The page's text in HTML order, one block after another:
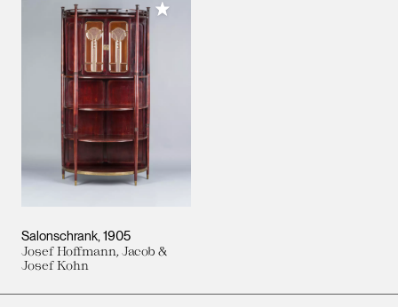
Salonschrank 1905
Josef Hoffmann, Jacob &
Josef Kohn
Meiner Sammlung hinzufügen